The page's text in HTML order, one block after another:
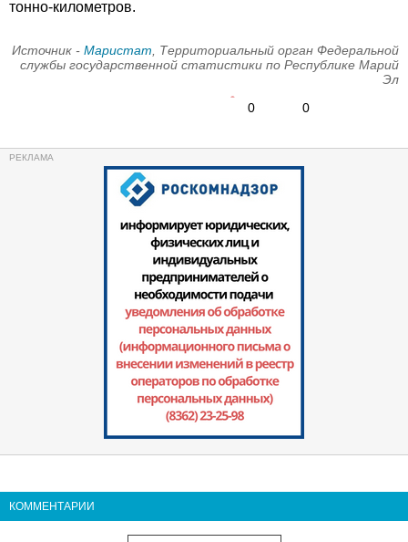
тонно-километров.
Источник - Маристат, Территориальный орган Федеральной
службы государственной статистики по Республике Марий
Эл
0
0
КОММЕНТАРИИ